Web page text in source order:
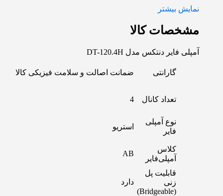
نمایش بیشتر
مشخصات کالا
آمپلی فایر دنتکس مدل DT-120.4H
گارانتی ضمانت اصالت و سلامت فیزیکی کالا
تعداد کانال 4
نوع آمپلی
فایر
استریو
کلاس
آمپلی‌فایر
AB
قابلیت پل
زنی
(Bridgeable)
دارد